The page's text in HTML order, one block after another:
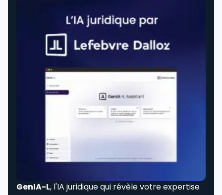
GenIA-L, l'IA juridique qui révèle votre expertise